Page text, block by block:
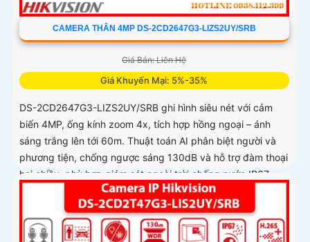
CAMERA THÂN 4MP DS-2CD2647G3-LIZS2UY/SRB
Giá Bán: Liên Hệ
Giá Khuyến Mại: 5%-35%
DS-2CD2647G3-LIZS2UY/SRB ghi hình siêu nét với cảm
biến 4MP, ống kính zoom 4x, tích hợp hồng ngoại – ánh
sáng trắng lên tới 60m. Thuật toán AI phân biệt người và
phương tiện, chống ngược sáng 130dB và hỗ trợ đàm thoại
hai chiều, phù hợp giám sát ngoài trời chống nước IP67